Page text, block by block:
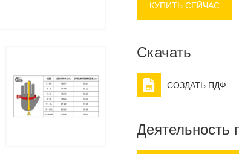
du Pont de Nemours
КУПИТЬ СЕЙЧАС
Скачать
СОЗДАТЬ ПДФ
Деятельность